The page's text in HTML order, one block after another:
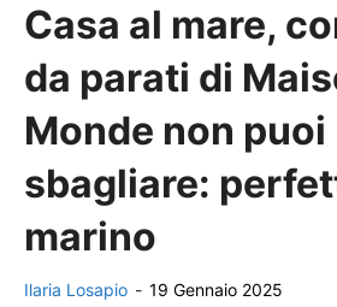
Casa al mare,
da parati di
Monde non puoi
sbagliare:
marino
Ilaria Losapio - 19 Gennaio 2025